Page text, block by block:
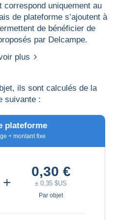
correspond uniquement au
de plateforme s’ajoutent à
de bénéficier de
par Delcampe.
plus
ils sont calculés de la
suivante :
plateforme
+ montant fixe
+
0,30 €
± 0,35 $US
Par objet